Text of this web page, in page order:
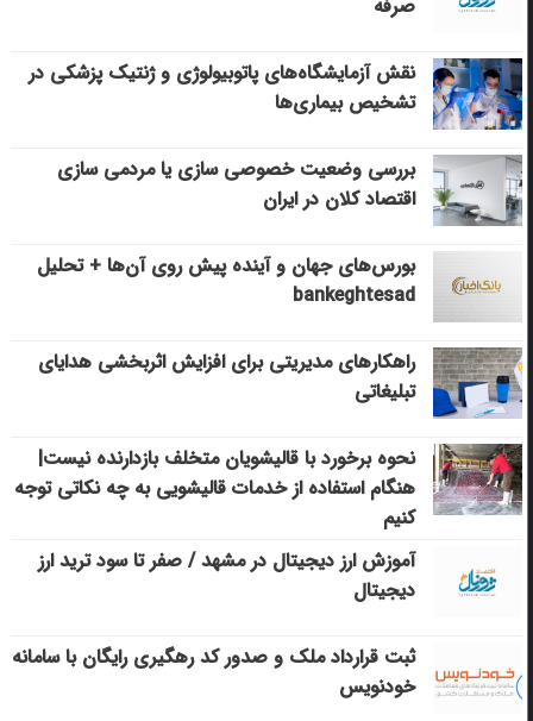
صرفه
نقش آزمایشگاه‌های پاتوبیولوژی و ژنتیک پزشکی در
تشخیص بیماری‌ها
بررسی وضعیت خصوصی سازی یا مردمی سازی
اقتصاد کلان در ایران
بورس‌های جهان و آینده پیش روی آن‌ها + تحلیل
bankeghtesad
راهکارهای مدیریتی برای افزایش اثربخشی هدایای
تبلیغاتی
نحوه برخورد با قالیشویان متخلف بازدارنده نیست|
هنگام استفاده از خدمات قالیشویی به چه نکاتی توجه
کنیم
آموزش ارز دیجیتال در مشهد / صفر تا سود ترید ارز
دیجیتال
ثبت قرارداد ملک و صدور کد رهگیری رایگان با سامانه
خودنویس